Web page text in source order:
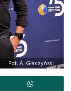
Fot. A. Głaczyński